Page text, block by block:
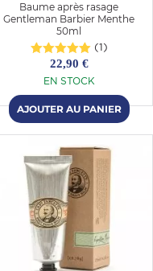
Baume après rasage
Gentleman Barbier Menthe
50ml
(1)
22,90 €
EN STOCK